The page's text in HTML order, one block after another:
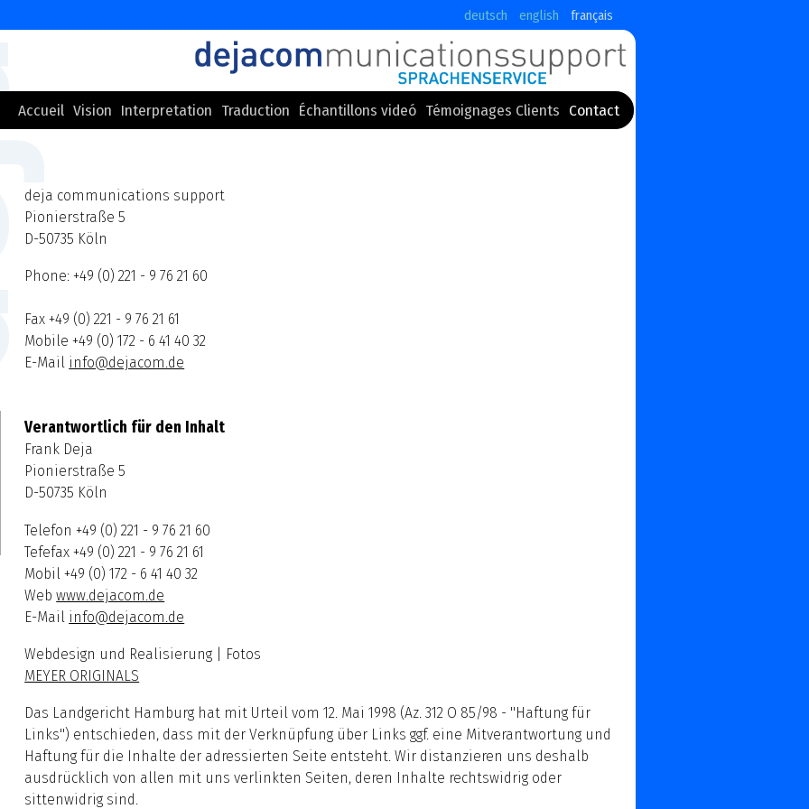
deutsch english français
Accueil Vision Interpretation Traduction Échantillons videó Témoignages Clients Contact
deja communications support
Pionierstraße 5
D-50735 Köln
Phone: +49 (0) 221 - 9 76 21 60
Fax +49 (0) 221 - 9 76 21 61
Mobile +49 (0) 172 - 6 41 40 32
E-Mail info@dejacom.de
Verantwortlich für den Inhalt
Frank Deja
Pionierstraße 5
D-50735 Köln
Telefon +49 (0) 221 - 9 76 21 60
Tefefax +49 (0) 221 - 9 76 21 61
Mobil +49 (0) 172 - 6 41 40 32
Webwww.dejacom.de
E-Mail info@dejacom.de
Webdesign und Realisierung | Fotos
MEYER ORIGINALS
Das Landgericht Hamburg hat mit Urteil vom 12. Mai 1998 (Az. 312 O 85/98 - "Haftung für
Links") entschieden, dass mit der Verknüpfung über Links ggf. eine Mitverantwortung und
Haftung für die Inhalte der adressierten Seite entsteht. Wir distanzieren uns deshalb
ausdrücklich von allen mit uns verlinkten Seiten, deren Inhalte rechtswidrig oder
sittenwidrig sind.